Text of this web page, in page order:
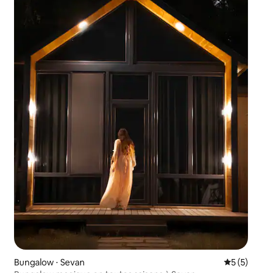
Bungalow ⋅ Sevan
5 (5)